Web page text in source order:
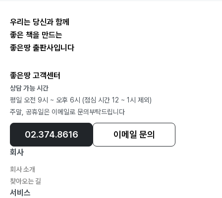
제발 오늘만 〈타요〉 보면 안 돼요?… 253
집 밖은 위험해… 262
쫌 엄마의 하루!… 266
파김치와 충동성… 273
품과 놀이터… 277
엄마 마음이 합니다… 282
우리는 당신과 함께
좋은 책을 만드는
좋은땅 출판사입니다
좋은땅 고객센터
상담 가능 시간
평일 오전 9시 ~ 오후 6시 (점심 시간 12 ~ 1시 제외)
주말, 공휴일은 이메일로 문의부탁드립니다
02.374.8616 이메일 문의
회사
회사 소개
찾아오는 길
서비스